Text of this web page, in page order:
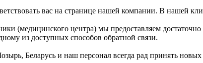
вас на странице нашей компании. В нашей
(медицинского центра) мы предоставляем
из доступных способов обратной связи.
Беларусь и наш персонал всегда рад принять